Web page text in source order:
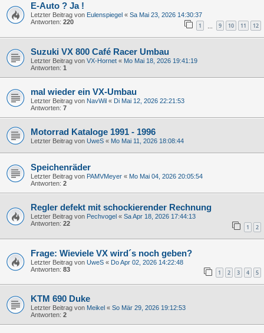
E-Auto ? Ja !
Letzter Beitrag von Eulenspiegel « Sa Mai 23, 2026 14:30:37
Antworten: 220 1 9 10 11 12
Suzuki VX 800 Café Racer Umbau
Letzter Beitrag von VX-Hornet « Mo Mai 18, 2026 19:41:19
Antworten: 1
mal wieder ein VX-Umbau
Letzter Beitrag von NavWil « Di Mai 12, 2026 22:21:53
Antworten: 7
Motorrad Kataloge 1991 - 1996
Letzter Beitrag von UweS « Mo Mai 11, 2026 18:08:44
Speichenräder
Letzter Beitrag von PAMVMeyer « Mo Mai 04, 2026 20:05:54
Antworten: 2
Regler defekt mit schockierender Rechnung
Letzter Beitrag von Pechvogel « Sa Apr 18, 2026 17:44:13
Antworten: 22 1 2
Frage: Wieviele VX wird´s noch geben?
Letzter Beitrag von UweS « Do Apr 02, 2026 14:22:48
Antworten: 83 1 2 3 4 5
KTM 690 Duke
Letzter Beitrag von Meikel « So Mär 29, 2026 19:12:53
Antworten: 2